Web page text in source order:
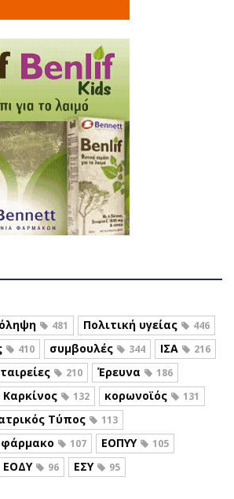
481 Πολιτική υγείας 446
410 συμβουλές 344 ΙΣΑ 216
210 Έρευνα 186
Καρκίνος 132 κορωνοϊός 131
Τύπος 113
φάρμακο 107 ΕΟΠΥΥ 105
ΕΟΔΥ 96 ΕΣΥ 95